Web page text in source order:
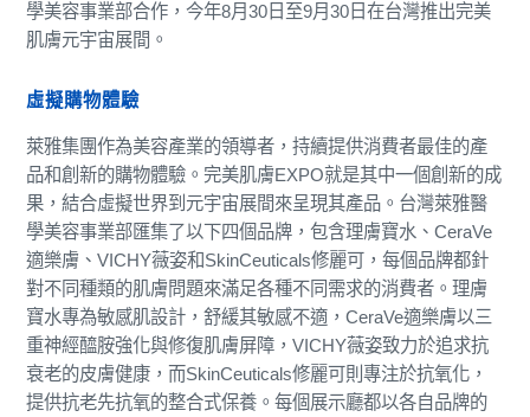
學美容事業部合作，今年8月30日至9月30日在台灣推出完美
肌膚元宇宙展間。
虛擬購物體驗
萊雅集團作為美容產業的領導者，持續提供消費者最佳的產
品和創新的購物體驗。完美肌膚EXPO就是其中一個創新的成
果，結合虛擬世界到元宇宙展間來呈現其產品。台灣萊雅醫
學美容事業部匯集了以下四個品牌，包含理膚寶水、CeraVe
適樂膚、VICHY薇姿和SkinCeuticals修麗可，每個品牌都針
對不同種類的肌膚問題來滿足各種不同需求的消費者。理膚
寶水專為敏感肌設計，舒緩其敏感不適，CeraVe適樂膚以三
重神經醯胺強化與修復肌膚屏障，VICHY薇姿致力於追求抗
衰老的皮膚健康，而SkinCeuticals修麗可則專注於抗氧化，
提供抗老先抗氧的整合式保養。每個展示廳都以各自品牌的